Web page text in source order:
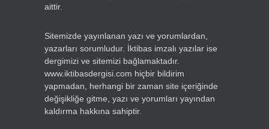
aittir.
Sitemizde yayınlanan yazı ve yorumlardan,
yazarları sorumludur. İktibas imzalı yazılar ise
dergimizi ve sitemizi bağlamaktadır.
www.iktibasdergisi.com hiçbir bildirim
yapmadan, herhangi bir zaman site içeriğinde
değişikliğe gitme, yazı ve yorumları yayından
kaldırma hakkına sahiptir.